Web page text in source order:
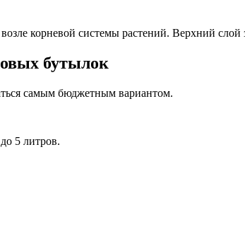
корневой системы растений. Верхний
бутылок
самым бюджетным вариантом.
5 литров.